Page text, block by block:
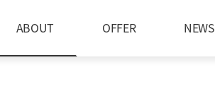
ABOUT OFFER NEWS